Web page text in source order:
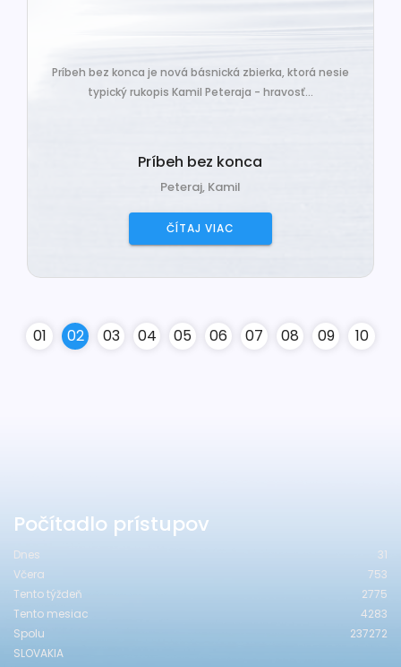
Príbeh bez konca je nová básnická zbierka, ktorá nesie
typický rukopis Kamil Peteraja - hravosť...
Príbeh bez konca
Peteraj, Kamil
ČÍTAJ VIAC
01 02 03 04 05 06 07 08 09 10
Počítadlo prístupov
Dnes
31
Včera
753
Tento týždeň
2775
Tento mesiac
4283
Spolu
237272
SLOVAKIA